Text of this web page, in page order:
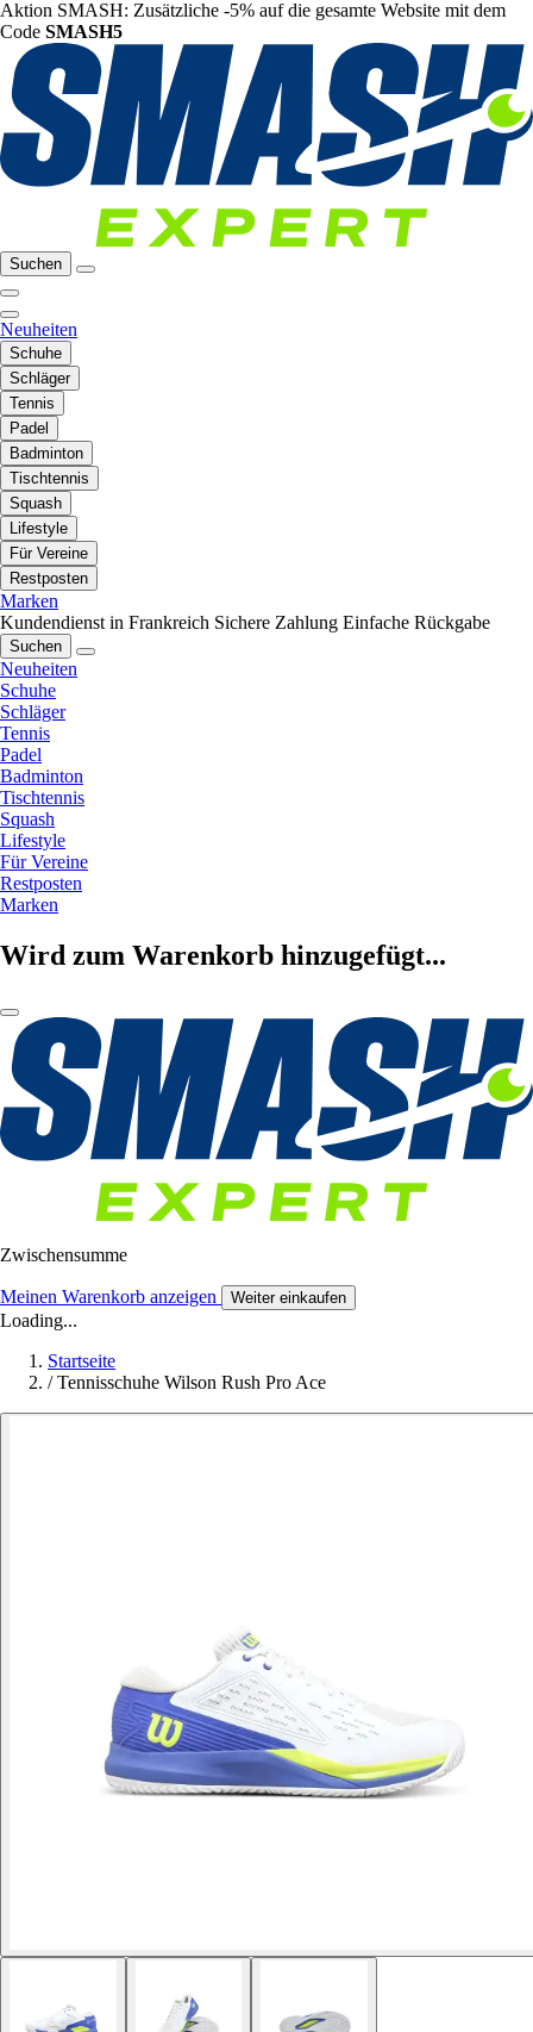
Aktion SMASH: Zusätzliche -5% auf die gesamte Website mit dem
Code SMASH5
Suchen
Neuheiten
Schuhe
Schläger
Tennis
Padel
Badminton
Tischtennis
Squash
Lifestyle
Für Vereine
Restposten
Marken
Kundendienst in Frankreich Sichere Zahlung Einfache Rückgabe
Suchen
Neuheiten
Schuhe
Schläger
Tennis
Padel
Badminton
Tischtennis
Squash
Lifestyle
Für Vereine
Restposten
Marken
Wird zum Warenkorb hinzugefügt...
Zwischensumme
Meinen Warenkorb anzeigen Weiter einkaufen
Loading...
Startseite
/ Tennisschuhe Wilson Rush Pro Ace